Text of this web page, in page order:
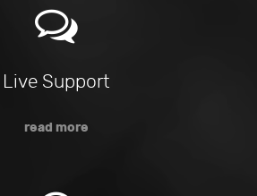
Live Support
read more